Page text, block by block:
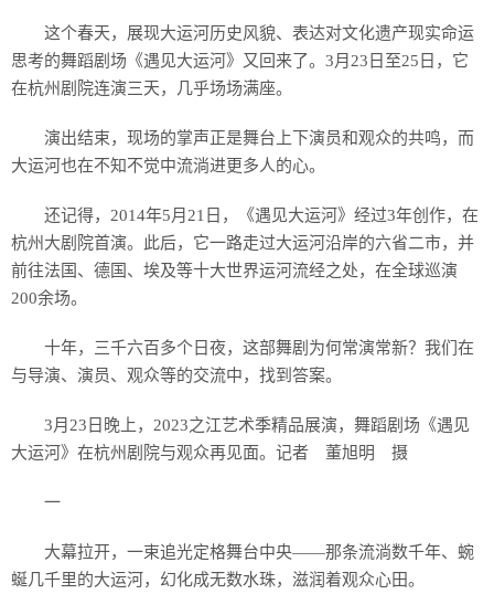
这个春天，展现大运河历史风貌、表达对文化遗产现实命运
思考的舞蹈剧场《遇见大运河》又回来了。3月23日至25日，它
在杭州剧院连演三天，几乎场场满座。
演出结束，现场的掌声正是舞台上下演员和观众的共鸣，而
大运河也在不知不觉中流淌进更多人的心。
还记得，2014年5月21日，《遇见大运河》经过3年创作，在
杭州大剧院首演。此后，它一路走过大运河沿岸的六省二市，并
前往法国、德国、埃及等十大世界运河流经之处，在全球巡演
200余场。
十年，三千六百多个日夜，这部舞剧为何常演常新？我们在
与导演、演员、观众等的交流中，找到答案。
3月23日晚上，2023之江艺术季精品展演，舞蹈剧场《遇见
大运河》在杭州剧院与观众再见面。记者 董旭明 摄
一
大幕拉开，一束追光定格舞台中央——那条流淌数千年、蜿
蜒几千里的大运河，幻化成无数水珠，滋润着观众心田。